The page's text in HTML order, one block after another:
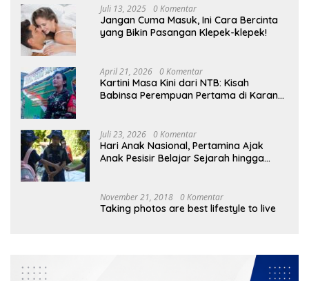
Juli 13, 2025 0 Komentar
Jangan Cuma Masuk, Ini Cara Bercinta
yang Bikin Pasangan Klepek-klepek!
April 21, 2026 0 Komentar
Kartini Masa Kini dari NTB: Kisah
Babinsa Perempuan Pertama di Karang
Juli 23, 2026 0 Komentar
Hari Anak Nasional, Pertamina Ajak
Anak Pesisir Belajar Sejarah hingga
November 21, 2018 0 Komentar
Taking photos are best lifestyle to live